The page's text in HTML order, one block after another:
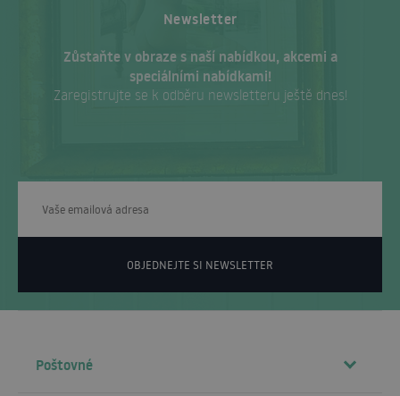
Newsletter
Zůstaňte v obraze s naší nabídkou, akcemi a
speciálními nabídkami!
Zaregistrujte se k odběru newsletteru ještě dnes!
OBJEDNEJTE SI NEWSLETTER
Poštovné